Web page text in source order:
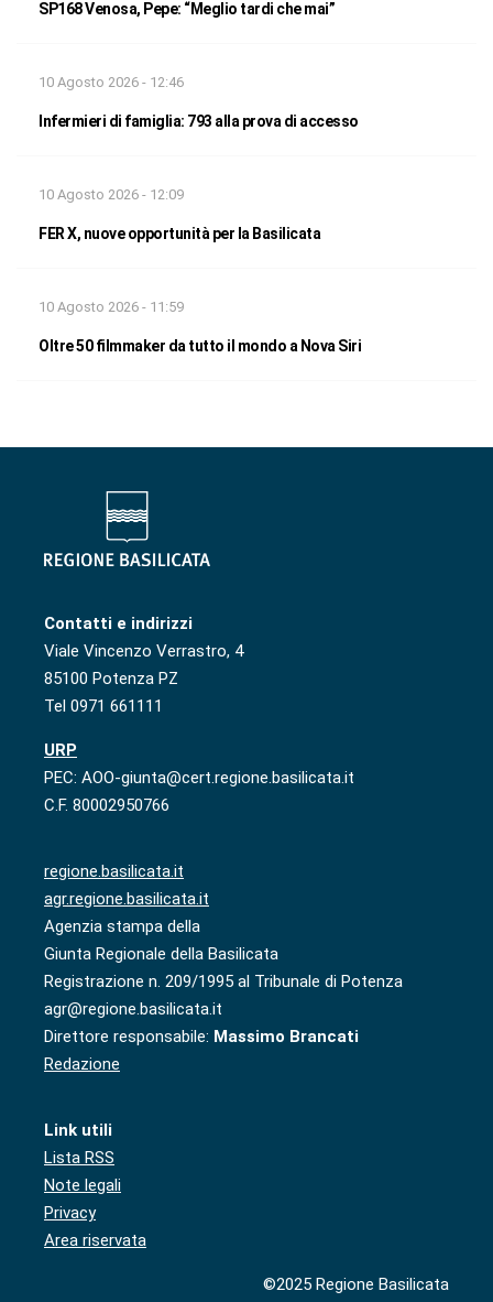
SP168 Venosa, Pepe: “Meglio tardi che mai”
10 Agosto 2026 - 12:46
Infermieri di famiglia: 793 alla prova di accesso
10 Agosto 2026 - 12:09
FER X, nuove opportunità per la Basilicata
10 Agosto 2026 - 11:59
Oltre 50 filmmaker da tutto il mondo a Nova Siri
Contatti e indirizzi
Viale Vincenzo Verrastro, 4
85100 Potenza PZ
Tel 0971 661111
URP
PEC: AOO-giunta@cert.regione.basilicata.it
C.F. 80002950766
regione.basilicata.it
agr.regione.basilicata.it
Agenzia stampa della
Giunta Regionale della Basilicata
Registrazione n. 209/1995 al Tribunale di Potenza
agr@regione.basilicata.it
Direttore responsabile: Massimo Brancati
Redazione
Link utili
Lista RSS
Note legali
Privacy
Area riservata
©2025 Regione Basilicata